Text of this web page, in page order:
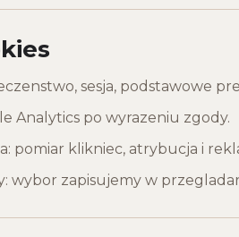
sesja, podstawowe
Analytics po wyrazeniu zgody.
pomiar klikniec, atrybucja i
wybor zapisujemy w